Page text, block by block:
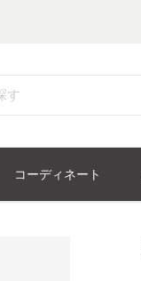
コーディネート